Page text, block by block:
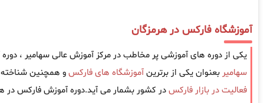
آموزشگاه فارکس در هرمزگان
یکی از دوره های آموزشی پر مخاطب در مرکز آموزش عالی سهامیر ،
سهامیر بعنوان یکی از برترینآموزشگاه های فارکسو همچنین شناخته
فعالیت در بازار فارکسدر کشور بشمار می آید.دوره آموزش فارکس در